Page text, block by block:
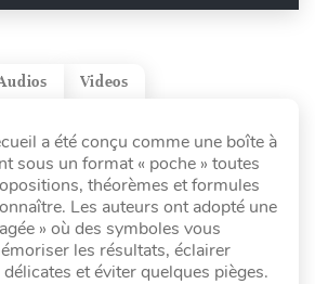
Videos
a été conçu comme une boîte à
sous un format « poche » toutes
théorèmes et formules
Les auteurs ont adopté une
» où des symboles vous
les résultats, éclairer
et éviter quelques pièges.